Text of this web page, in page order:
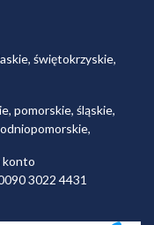
świętokrzyskie,
pomorskie, śląskie,
konto
3022 4431